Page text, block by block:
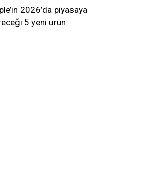
2026’da piyasaya
5 yeni ürün